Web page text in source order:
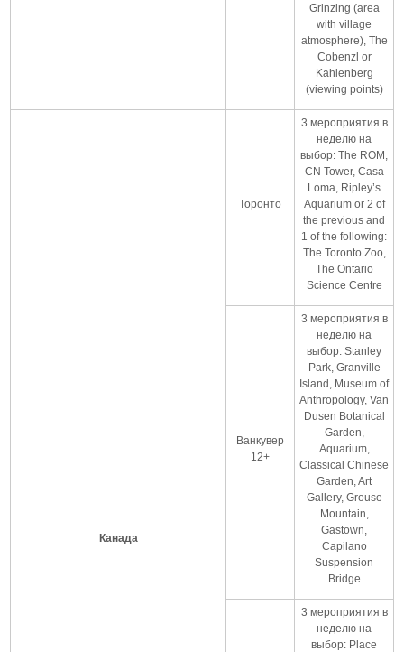
Grinzing (area
with village
atmosphere), The
Cobenzl or
Kahlenberg
(viewing points)
Канада
Торонто
3 мероприятия в
неделю на
выбор: The ROM,
CN Tower, Casa
Loma, Ripley’s
Aquarium or 2 of
the previous and
1 of the following:
The Toronto Zoo,
The Ontario
Science Centre
Ванкувер
12+
3 мероприятия в
неделю на
выбор: Stanley
Park, Granville
Island, Museum of
Anthropology, Van
Dusen Botanical
Garden,
Aquarium,
Classical Chinese
Garden, Art
Gallery, Grouse
Mountain,
Gastown,
Capilano
Suspension
Bridge
3 мероприятия в
неделю на
выбор: Place